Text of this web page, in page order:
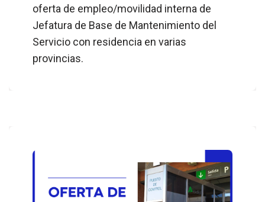
oferta de empleo/movilidad interna de
Jefatura de Base de Mantenimiento del
Servicio con residencia en varias
provincias.